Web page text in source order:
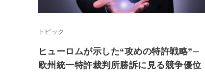
トピック
ヒューロムが示した“攻めの特許戦略”─
欧州統一特許裁判所勝訴に見る競争優位